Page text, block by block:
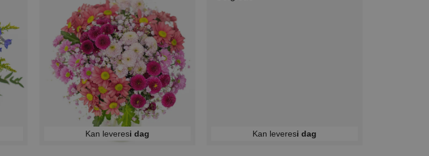
Kan leveresi dag Kan leveresi dag